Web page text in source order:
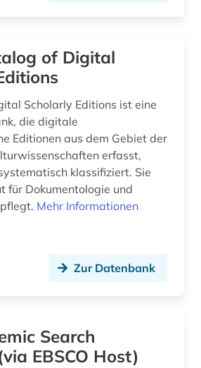
choreographie (1)
(1)
christoph willibald (1)
conservatorium der musik (1)
of Digital
Scholarly Editions ist eine
die digitale
Editionen aus dem Gebiet der
erfasst,
klassifiziert. Sie
für Dokumentologie und
Mehr Informationen
Zur Datenbank
Search
EBSCO Host)